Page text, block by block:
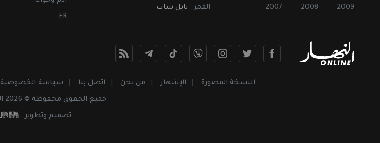
2009
2008
2007 القمر : نايل سات
FR
النسخة المصورة الإشهار من نحن اتصل بنا سياسة الخصوصية
جميع الحقوق محفوظة © 2026 النهار أونلاين
تصميم وتطوير